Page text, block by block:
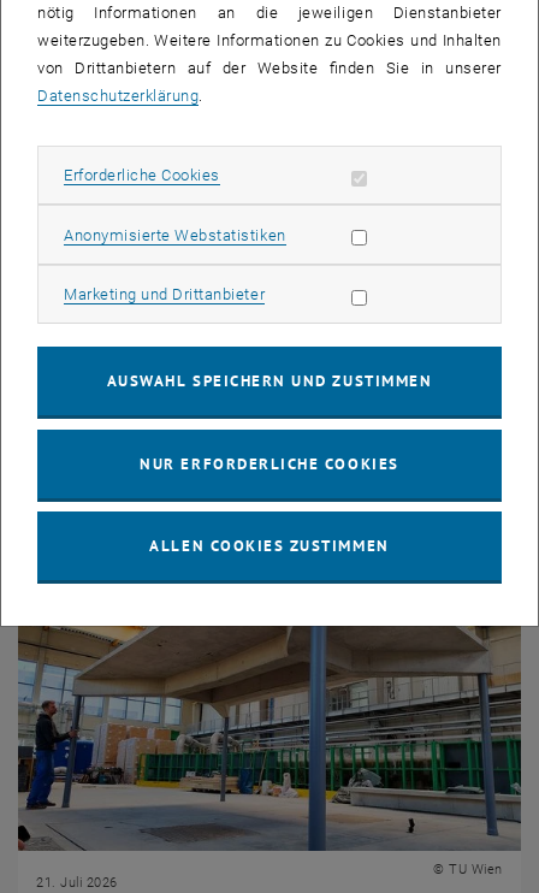
© Leon Krieger, OeWF
Materialforschung beschäftigt, bereitet sich auf eine Analog-
Mission vor, in der man…
21. Juli 2026
© TU Wien
nötig Informationen an die jeweiligen Dienstanbieter
weiterzugeben. Weitere Informationen zu Cookies und Inhalten
von Drittanbietern auf der Website finden Sie in unserer
Datenschutzerklärung
Erforderliche Cookies Erforderliche Cookies zulassen
Anonymisierte WebstatistikenStatistik Cookies zulassen
Marketing und DrittanbieterMarketing Cookies zulassen
AUSWAHL SPEICHERN UND ZUSTIMMEN
NUR ERFORDERLICHE COOKIES
ALLEN COOKIES ZUSTIMMEN